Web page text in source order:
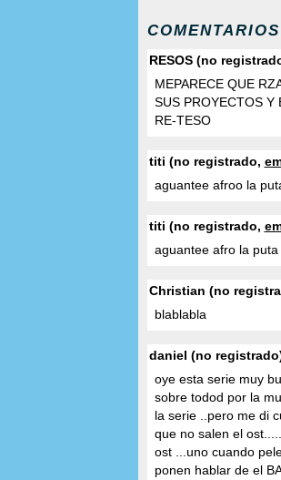
COMENTARIOS
RESOS (no
MEPARECE QUE
SUS PROYECTOS Y
RE-TESO
titi (no registrado,
aguantee afroo la
titi (no registrado,
aguantee afro la
Christian (no
blablabla
daniel (no
oye esta serie muy
sobre todod por la
la serie ..pero me di
que no salen el
ost ...uno cuando
ponen hablar de el